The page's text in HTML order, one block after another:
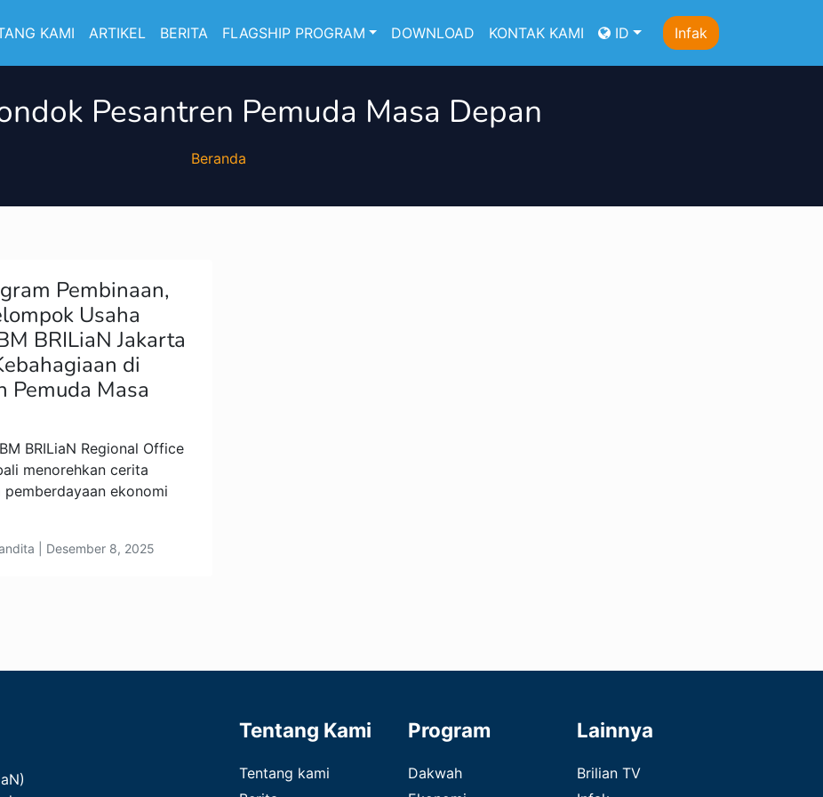
KAMI ARTIKEL BERITA FLAGSHIP PROGRAM DOWNLOAD KONTAK KAMI ID Infak
Pesantren Pemuda Masa Depan
Beranda
Pembinaan,
Usaha
BRILiaN Jakarta
di
Pemuda Masa
BRILiaN Regional Office
menorehkan cerita
pemberdayaan ekonomi
| Desember 8, 2025
Tentang Kami
Tentang kami
Program
Dakwah
Lainnya
Brilian TV